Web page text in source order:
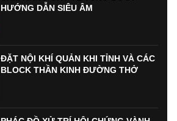
HƯỚNG DẪN SIÊU ÂM
ĐẶT NỘI KHÍ QUẢN KHI TỈNH VÀ CÁC
BLOCK THẦN KINH ĐƯỜNG THỞ